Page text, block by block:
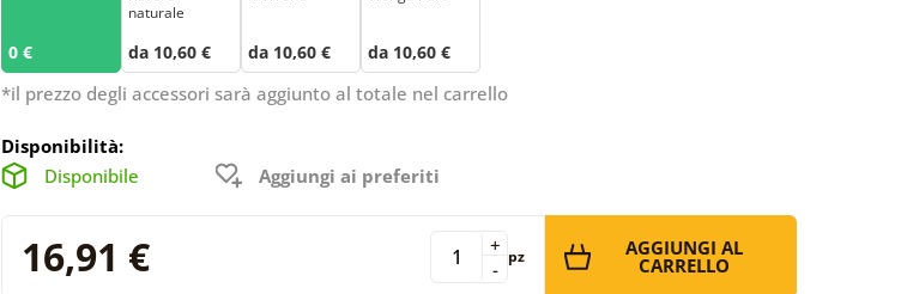
0 €
naturale
da 10,60 € da 10,60 € da 10,60 €
*il prezzo degli accessori sarà aggiunto al totale nel carrello
Disponibilità:
Disponibile
Aggiungi ai preferiti
16,91 € -
+ pz AGGIUNGI AL
CARRELLO